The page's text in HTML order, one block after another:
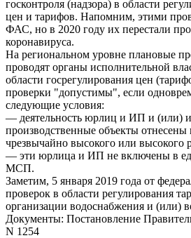
госконтроля (надзора) в области
цен и тарифов. Напомним, этими
ФАС, но в 2020 году их перестали
коронавируса.
На региональном уровне плановые
проводят органы исполнительной
области госрегулирования цен
проверки
допустимы , если
следующие условия:
— деятельность юрлиц и ИП и (или)
производственные объекты отнесены
чрезвычайно высокого или высокого
— эти юрлица и ИП не включены в
МСП.
Заметим, 5 января 2019 года от
проверок в области регулирования
организации водоснабжения и (или)
Документы: Постановление
N 1254